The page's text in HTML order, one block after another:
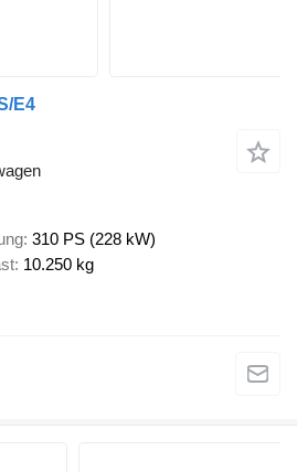
E4
310 PS (228 kW)
10.250 kg